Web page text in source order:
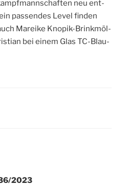
neu ent­
pas­sen­des Level fin­den
Marei­ke Kno­p­ik-Brinkm­öl­
bei einem Glas TC-Blau-
2023